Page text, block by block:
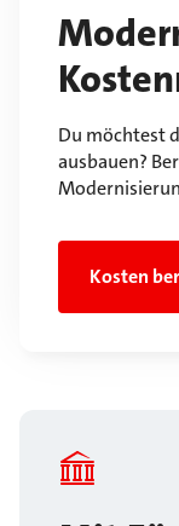
Du möchtest
ausbauen?
Kosten